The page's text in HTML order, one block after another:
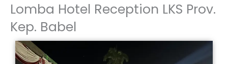
Lomba Hotel Reception LKS Prov.
Kep. Babel
BERITA